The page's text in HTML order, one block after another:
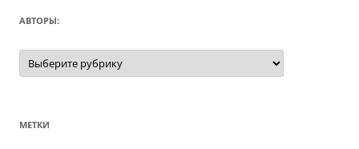
АВТОРЫ:
Авторы:
МЕТКИ